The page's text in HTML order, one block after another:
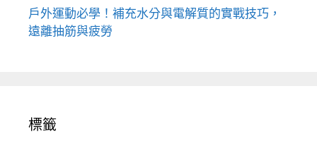
戶外運動必學！補充水分與電解質的實戰技巧，
遠離抽筋與疲勞
標籤